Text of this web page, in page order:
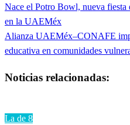
Navegación
de
entradas
Entrada
anterior
Nace el Potro Bowl, nueva
en la UAEMéx
Entrada
siguiente
Alianza UAEMéx–CONAFE
educativa en comunidades
Noticias relacionadas:
La de 8